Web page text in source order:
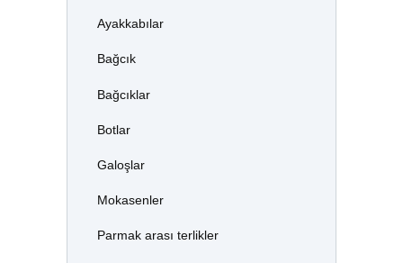
Ayakkabılar
Bağcık
Bağcıklar
Botlar
Galoşlar
Mokasenler
Parmak arası terlikler